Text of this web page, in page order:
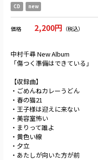
CD new
価格 2,200円 （税込）
中村千尋 New Album
「傷つく準備はできている」
【収録曲】
・ごめんねカレーうどん
・春の猫21
・王子様は迎えに来ない
・美容室怖い
・まりって誰よ
・黄色い線
・夕立
・あたしが向いた方が前